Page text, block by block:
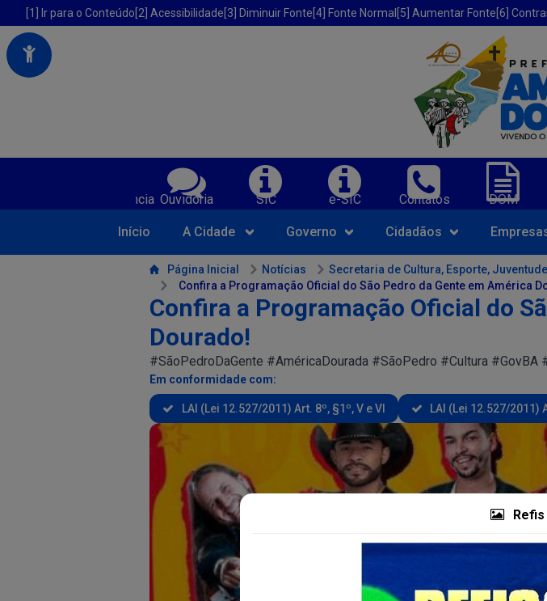
Portal da Prefeitura Municipal de America Dourada-BA
Refis
Acessibilidade da Prefeitura de America Dourada-BA
[1] Ir para o Conteúdo [2] Acessibilidade [3] Diminuir Fonte [4] Fonte Normal [5] Aumentar Fonte [6]
Serviços da Prefeitura Municipal de America Dourada-BA;
Transparência Ouvidoria SIC e-SIC Contatos DOM
Início A Cidade Governo Cidadãos
Conteúdo da Prefeitura de America Dourada-BA
Página Inicial Notícias
Secretaria de Cultura, Esporte,
Confira a Programação Oficial do São Pedro da Gente em América
Confira a Programação Oficial do
Dourado!
#SãoPedroDaGente #AméricaDourada #SãoPedro #Cultura #GovBA
Em conformidade com:
LAI (Lei 12.527/2011) Art. 8º, §1º, V e VI LAI (Lei 12.527/2011)